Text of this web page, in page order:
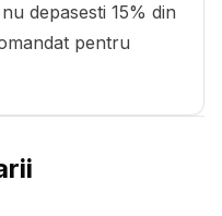
depasesti 15% din
pentru